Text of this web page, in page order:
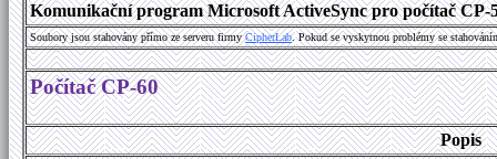
Komunikační program Microsoft ActiveSync pro počítač CP-
Soubory jsou stahovány přímo ze serveru firmyCipherLab. Pokud se vyskytnou problémy se
Počítač CP-60
Popis